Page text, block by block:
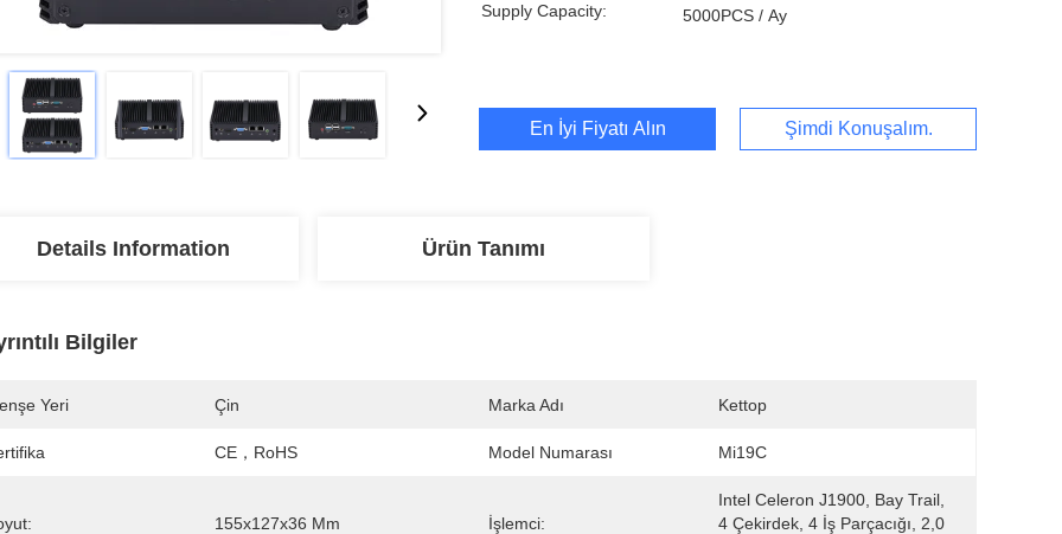
Supply Capacity: 5000PCS / Ay
En İyi Fiyatı Alın Şimdi Konuşalım.
Details Information Ürün Tanımı
Bilgiler
Yeri Çin Marka Adı Kettop
CE，RoHS Model Numarası Mi19C
155x127x36 Mm İşlemci:
Intel Celeron J1900, Bay Trail,
4 Çekirdek, 4 İş Parçacığı, 2,0